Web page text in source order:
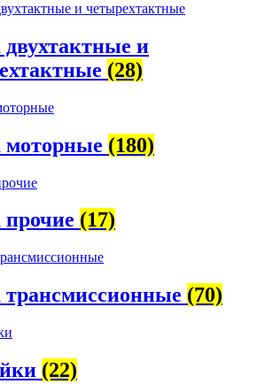
и
(28)
(180)
(17)
(70)
(22)